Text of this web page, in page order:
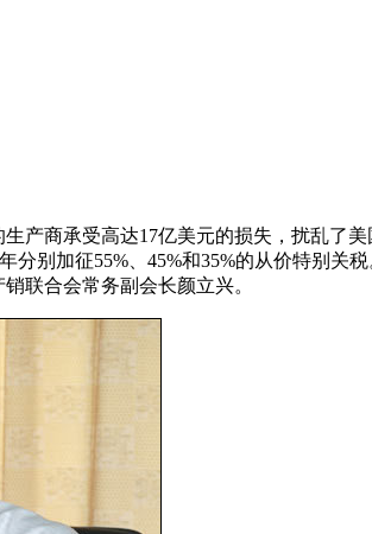
产商承受高达17亿美元的损失，扰乱了
别加征55%、45%和35%的从价特别关
联合会常务副会长颜立兴。